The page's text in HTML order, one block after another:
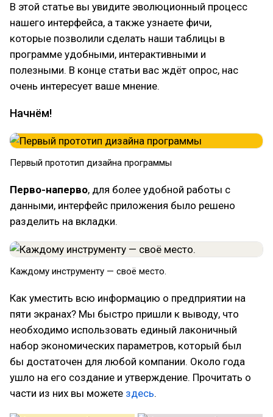
В этой статье вы увидите эволюционный процесс
нашего интерфейса, а также узнаете фичи,
которые позволили сделать наши таблицы в
программе удобными, интерактивными и
полезными. В конце статьи вас ждёт опрос, нас
очень интересует ваше мнение.
Начнём!
Первый прототип дизайна программы
Перво-наперво, для более удобной работы с
данными, интерфейс приложения было решено
разделить на вкладки.
Каждому инструменту — своё место.
Как уместить всю информацию о предприятии на
пяти экранах? Мы быстро пришли к выводу, что
необходимо использовать единый лаконичный
набор экономических параметров, который был
бы достаточен для любой компании. Около года
ушло на его создание и утверждение. Прочитать о
части из них вы можете здесь.